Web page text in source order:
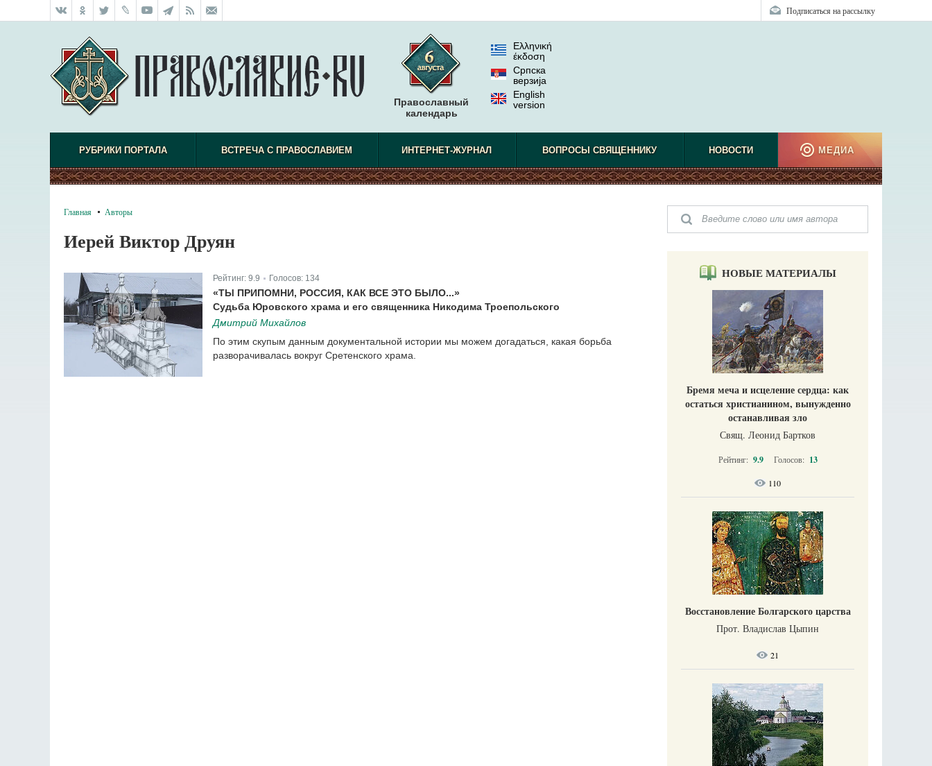
Подписаться на рассылку
Православный
календарь
Ελληνική
έκδοση
Српска
верзиjа
English
version
РУБРИКИ ПОРТАЛА ВСТРЕЧА С ПРАВОСЛАВИЕМ ИНТЕРНЕТ-ЖУРНАЛ ВОПРОСЫ СВЯЩЕННИКУ НОВОСТИ МЕДИА
Главная Авторы
Иерей Виктор Друян
Рейтинг: 9.9 Голосов: 134
«ТЫ ПРИПОМНИ, РОССИЯ, КАК ВСЕ ЭТО БЫЛО...»
Судьба Юровского храма и его священника Никодима Троепольского
Дмитрий Михайлов
По этим скупым данным документальной истории мы можем догадаться, какая борьба
разворачивалась вокруг Сретенского храма.
НОВЫЕ МАТЕРИАЛЫ
Бремя меча и исцеление сердца: как
остаться христианином, вынужденно
останавливая зло
Свящ. Леонид Бартков
Рейтинг: 9.9 Голосов: 13
110
Восстановление Болгарского царства
Прот. Владислав Цыпин
21